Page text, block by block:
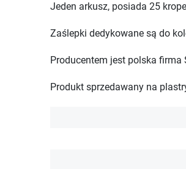
Jeden arkusz, posiada 25
Zaślepki dedykowane są do
Producentem jest polska firma
Produkt sprzedawany na